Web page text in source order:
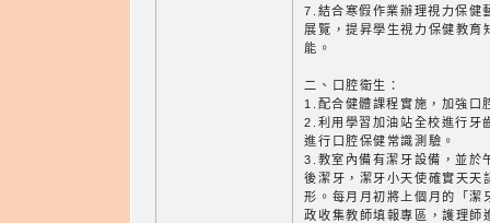
7.結合寒假作業辦理視力保健
展覽，提昇學生視力保健教育
能。
二、口腔衛生：
1.配合健體課程實施，加強口
2.利用學習加油站全校進行牙
進行口腔保健常識測驗。
3.教室內備有潔牙設備，並於
後潔牙，潔牙小天使確實天天
形。每月月初將上個月的「潔
政收集教師填報專區，護理師